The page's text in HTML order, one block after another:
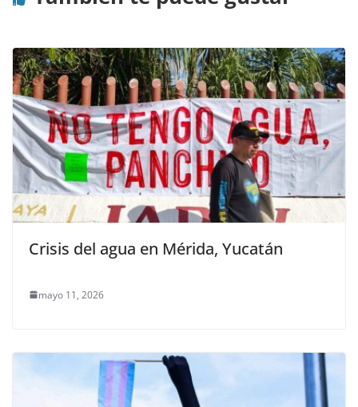
Crisis del agua en Mérida, Yucatán
mayo 11, 2026